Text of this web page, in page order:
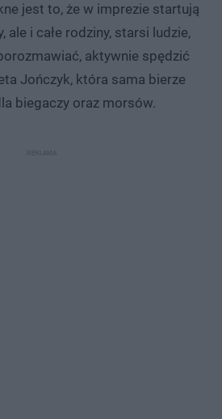
jest to, że w imprezie startują
ale i całe rodziny, starsi ludzie,
aktywnie spędzić
Jończyk, która sama bierze
biegaczy oraz morsów.